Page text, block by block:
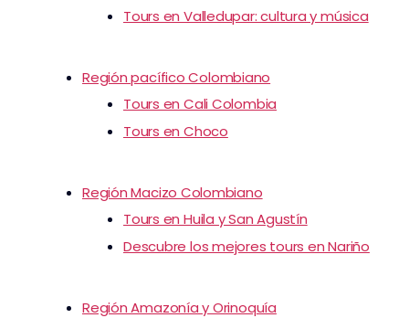
Tours en Valledupar: cultura y música
Región pacífico Colombiano
Tours en Cali Colombia
Tours en Choco
Región Macizo Colombiano
Tours en Huila y San Agustín
Descubre los mejores tours en Nariño
Región Amazonía y Orinoquía